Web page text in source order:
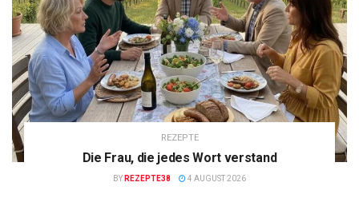
REZEPTE
Die Frau, die jedes Wort verstand
BY REZEPTE38 4 AUGUST 2026